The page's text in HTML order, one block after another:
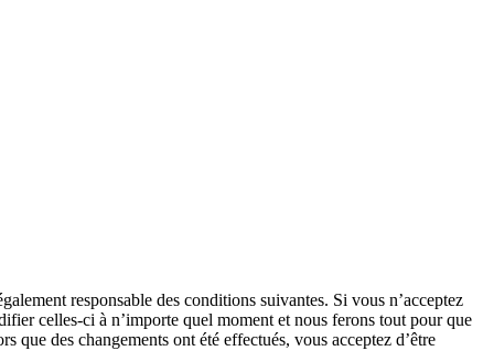
responsable des conditions suivantes. Si vous n’acceptez
celles-ci à n’importe quel moment et nous ferons tout pour que
des changements ont été effectués, vous acceptez d’être